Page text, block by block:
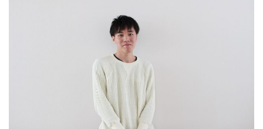
大学院【博士前期課程】
大学院【博士後期課程】